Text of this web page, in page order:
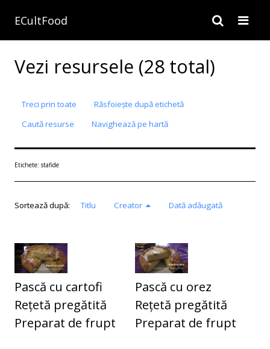
ECultFood
Vezi resursele (28 total)
Treci prin toate
Răsfoiește după etichetă
Caută resurse
Navighează pe hartă
Etichete: stafide
Sortează după: Titlu Creator Dată adăugată
Pască cu cartofi
Rețetă pregătită
Preparat de frupt
Pască cu orez
Rețetă pregătită
Preparat de frupt